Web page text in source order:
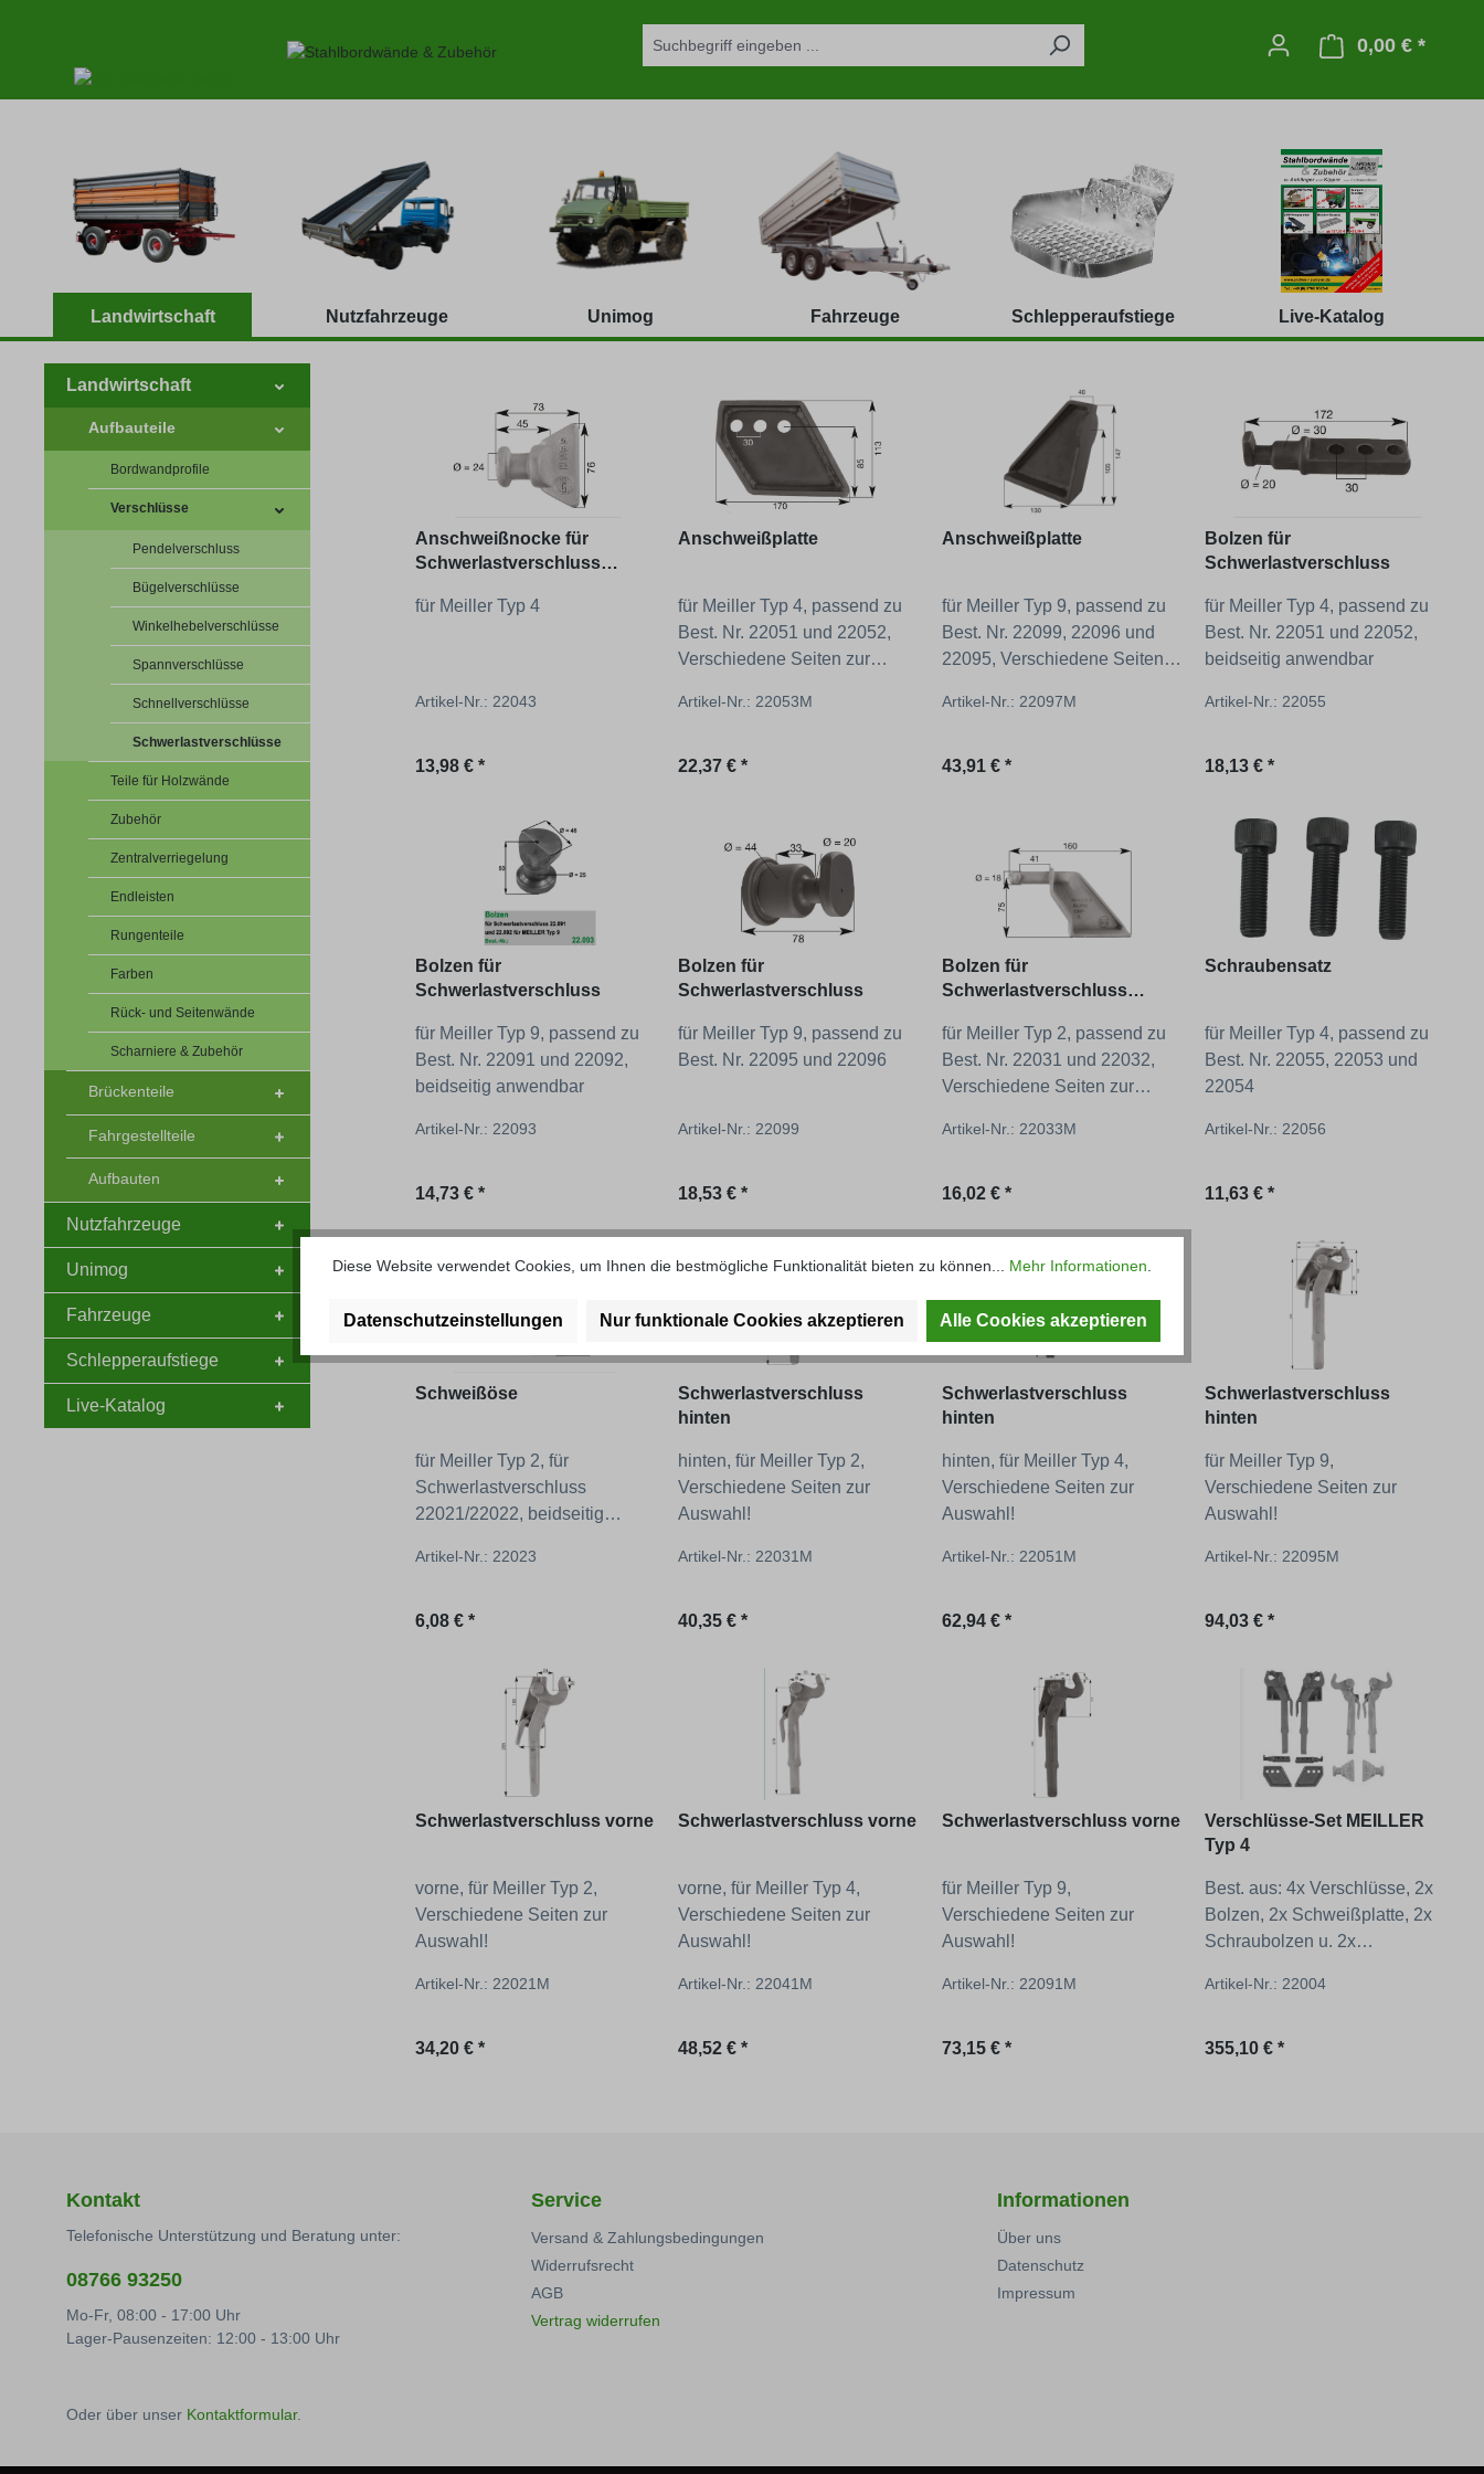
0,00 € *
Landwirtschaft Nutzfahrzeuge Unimog Fahrzeuge Schlepperaufstiege Live-Katalog
Landwirtschaft
Aufbauteile
Bordwandprofile
Verschlüsse
Pendelverschluss
Bügelverschlüsse
Winkelhebelverschlüsse
Spannverschlüsse
Schnellverschlüsse
Schwerlastverschlüsse
Teile für Holzwände
Zubehör
Zentralverriegelung
Endleisten
Rungenteile
Farben
Rück- und Seitenwände
Scharniere & Zubehör
Brückenteile
Fahrgestellteile
Aufbauten
Nutzfahrzeuge
Unimog
Fahrzeuge
Schlepperaufstiege
Live-Katalog
Anschweißnocke für
Schwerlastverschluss
für Meiller Typ 4
Artikel-Nr.: 22043
Regulärer Preis:
13,98 € *
Anschweißplatte
für Meiller Typ 4, passend zu
Best. Nr. 22051 und 22052,
Verschiedene Seiten zur
Artikel-Nr.: 22053M
Regulärer Preis:
22,37 € *
Anschweißplatte
für Meiller Typ 9, passend zu
Best. Nr. 22099, 22096 und
22095, Verschiedene Seiten
Artikel-Nr.: 22097M
Regulärer Preis:
43,91 € *
Bolzen für
Schwerlastverschluss
für Meiller Typ 4, passend zu
Best. Nr. 22051 und 22052,
beidseitig anwendbar
Artikel-Nr.: 22055
Regulärer Preis:
18,13 € *
Bolzen für
Schwerlastverschluss
für Meiller Typ 9, passend zu
Best. Nr. 22091 und 22092,
beidseitig anwendbar
Artikel-Nr.: 22093
Regulärer Preis:
14,73 € *
Bolzen für
Schwerlastverschluss
für Meiller Typ 9, passend zu
Best. Nr. 22095 und 22096
Artikel-Nr.: 22099
Regulärer Preis:
18,53 € *
Bolzen für
Schwerlastverschluss
für Meiller Typ 2, passend zu
Best. Nr. 22031 und 22032,
Verschiedene Seiten zur
Artikel-Nr.: 22033M
Regulärer Preis:
16,02 € *
Schraubensatz
für Meiller Typ 4, passend zu
Best. Nr. 22055, 22053 und
22054
Artikel-Nr.: 22056
Regulärer Preis:
11,63 € *
Schweißöse
für Meiller Typ 2, für
Schwerlastverschluss
22021/22022, beidseitig
Artikel-Nr.: 22023
Regulärer Preis:
6,08 € *
Schwerlastverschluss
hinten
hinten, für Meiller Typ 2,
Verschiedene Seiten zur
Auswahl!
Artikel-Nr.: 22031M
Regulärer Preis:
40,35 € *
Schwerlastverschluss
hinten
hinten, für Meiller Typ 4,
Verschiedene Seiten zur
Auswahl!
Artikel-Nr.: 22051M
Regulärer Preis:
62,94 € *
Schwerlastverschluss
hinten
für Meiller Typ 9,
Verschiedene Seiten zur
Auswahl!
Artikel-Nr.: 22095M
Regulärer Preis:
94,03 € *
Schwerlastverschluss vorne
vorne, für Meiller Typ 2,
Verschiedene Seiten zur
Auswahl!
Artikel-Nr.: 22021M
Regulärer Preis:
34,20 € *
Schwerlastverschluss vorne
vorne, für Meiller Typ 4,
Verschiedene Seiten zur
Auswahl!
Artikel-Nr.: 22041M
Regulärer Preis:
48,52 € *
Schwerlastverschluss vorne
für Meiller Typ 9,
Verschiedene Seiten zur
Auswahl!
Artikel-Nr.: 22091M
Regulärer Preis:
73,15 € *
Verschlüsse-Set MEILLER
Typ 4
Best. aus: 4x Verschlüsse, 2x
Bolzen, 2x Schweißplatte, 2x
Schraubolzen u. 2x
Artikel-Nr.: 22004
Regulärer Preis:
355,10 € *
Kontakt
Telefonische Unterstützung und Beratung unter:
08766 93250
Mo-Fr, 08:00 - 17:00 Uhr
Lager-Pausenzeiten: 12:00 - 13:00 Uhr
Oder über unser Kontaktformular.
Service
Versand & Zahlungsbedingungen
Widerrufsrecht
AGB
Vertrag widerrufen
Informationen
Über uns
Datenschutz
Impressum
Diese Website verwendet Cookies, um Ihnen die bestmögliche Funktionalität bieten zu können... Mehr Informationen
Datenschutzeinstellungen Nur funktionale Cookies akzeptieren Alle Cookies akzeptieren